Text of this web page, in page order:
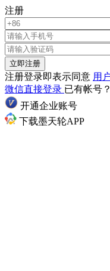
注册
立即注册
注册登录即表示同意 用
微信直接登录 已有帐号
开通企业账号
下载墨天轮APP